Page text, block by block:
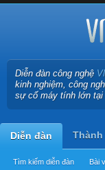
Diễn đàn công nghệ
kinh nghiệm, công
sự cố máy tính lớn tại
Diễn đàn
Tìm kiếm diễn đàn Bài
Thành